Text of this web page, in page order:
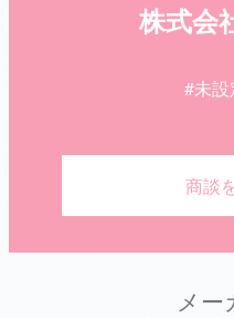
株式会
#未設
商談
メー